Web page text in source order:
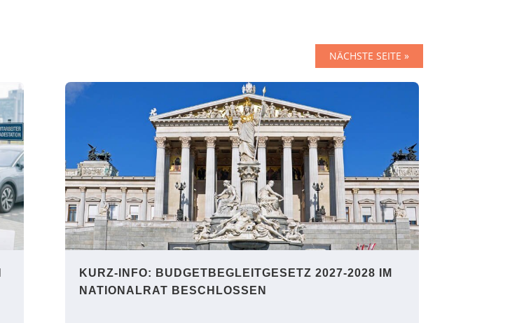
NÄCHSTE SEITE »
KURZ-INFO: BUDGETBEGLEITGESETZ 2027-2028 IM
NATIONALRAT BESCHLOSSEN